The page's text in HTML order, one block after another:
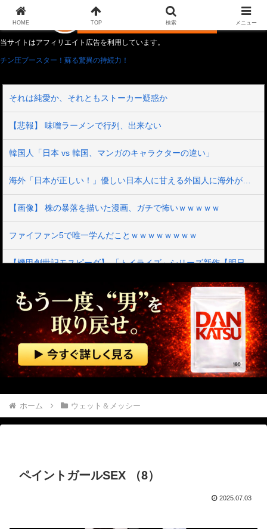
当サイトはアフィリエイト広告を利用しています。
チン圧ブースター！蘇る驚異の持続力！
それは純愛か、それともストーカー疑惑か
【悲報】 味噌ラーメンで行列、出来ない
韓国人「日本 vs 韓国、マンガのキャラクターの違い」
【画像】 株の暴落を描いた漫画、ガチで怖いｗｗｗｗｗ
ファイファン5で唯一学んだことｗｗｗｗｗｗｗｗ
【機甲創世記モスピーダ】 「トイライズ」シリーズ新作【明日予約開始】
【自業自得】 姉元旦那「仕事辞めて来た。ラーメン屋を開こう」 姉「．．．」
何度も転職してるんだけど、どこ行っても「生意気」と悪く言われる。正直わけわからなかったんだが、あるとき他人と自分では外見に大きく差がある事に気づいて…
【悲報】 ヤニねこで抜けるキャラ、74%が一致してしまうｗｗｗｗｗ
【カミツキ悲報】 立憲・蓮舫「蓮舫だから叩いていい、との報道に何度も向き合ってきました」→ツッコミ殺到
スマホゲー業界、終わりの始まり…倒産件数が過去最多ペース「数億円かけても爆タヒ」
ホーム ウェット＆メッシー
ペイントガールSEX （8）
2025.07.03
HOME TOP 検索 メニュー